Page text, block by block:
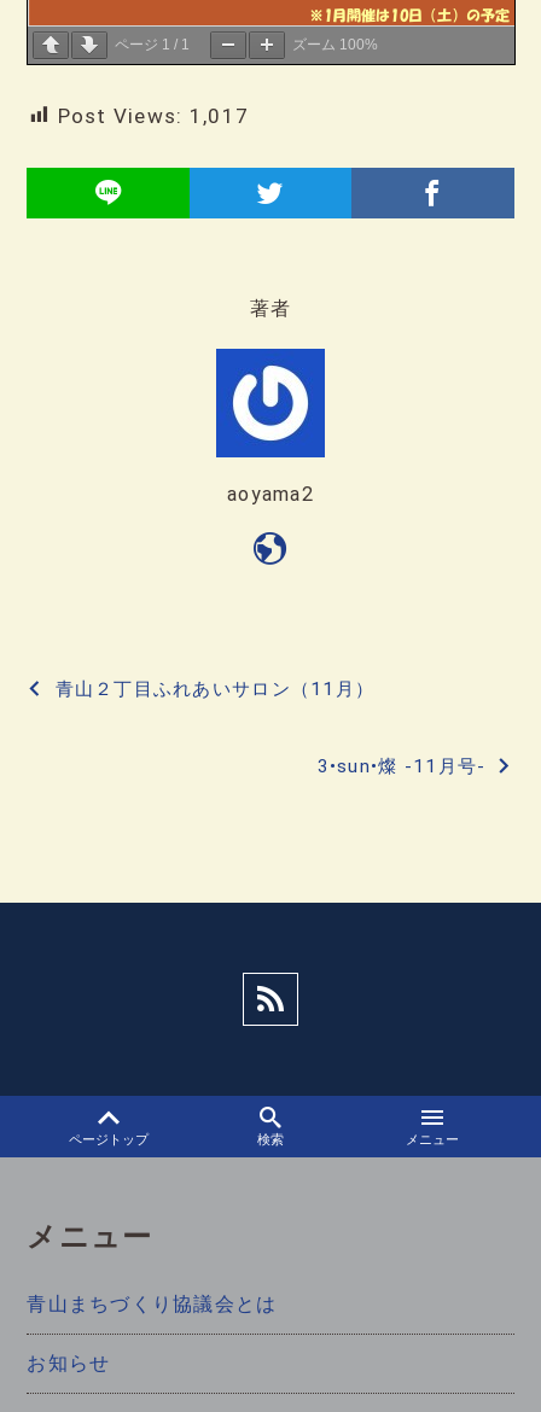
ページ 1 / 1 ズーム 100%
Post Views: 1,017
著者
aoyama2
投
青山２丁目ふれあいサロン（11月）
3•sun•燦 -11月号-
ページトップ 検索 メニュー
メニュー
青山まちづくり協議会とは
お知らせ